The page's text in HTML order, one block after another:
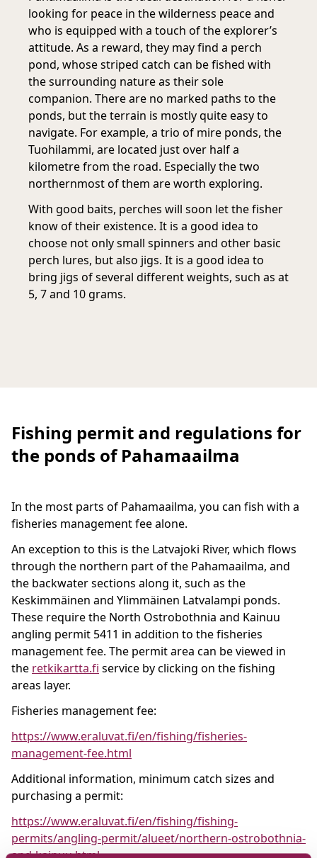
looking for peace in the wilderness peace and
who is equipped with a touch of the explorer’s
attitude. As a reward, they may find a perch
pond, whose striped catch can be fished with
the surrounding nature as their sole
companion. There are no marked paths to the
ponds, but the terrain is mostly quite easy to
navigate. For example, a trio of mire ponds, the
Tuohilammi, are located just over half a
kilometre from the road. Especially the two
northernmost of them are worth exploring.
With good baits, perches will soon let the fisher
know of their existence. It is a good idea to
choose not only small spinners and other basic
perch lures, but also jigs. It is a good idea to
bring jigs of several different weights, such as at
5, 7 and 10 grams.
Fishing permit and regulations for
the ponds of Pahamaailma
In the most parts of Pahamaailma, you can fish with a
fisheries management fee alone.
An exception to this is the Latvajoki River, which flows
through the northern part of the Pahamaailma, and
the backwater sections along it, such as the
Keskimmäinen and Ylimmäinen Latvalampi ponds.
These require the North Ostrobothnia and Kainuu
angling permit 5411 in addition to the fisheries
management fee. The permit area can be viewed in
the retkikartta.fi service by clicking on the fishing
areas layer.
Fisheries management fee:
https://www.eraluvat.fi/en/fishing/fisheries-
management-fee.html
Additional information, minimum catch sizes and
purchasing a permit:
https://www.eraluvat.fi/en/fishing/fishing-
permits/angling-permit/alueet/northern-ostrobothnia-